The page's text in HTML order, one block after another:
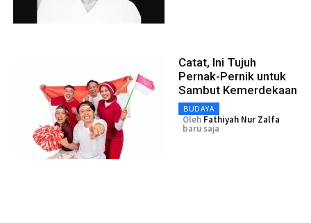
Catat, Ini Tujuh
Pernak-Pernik untuk
Sambut Kemerdekaan
BUDAYA
Oleh Fathiyah Nur Zalfa
baru saja